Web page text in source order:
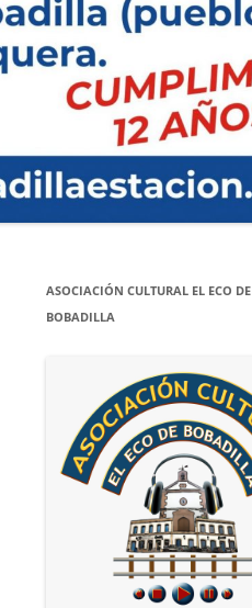
ASOCIACIÓN CULTURAL EL ECO DE
BOBADILLA